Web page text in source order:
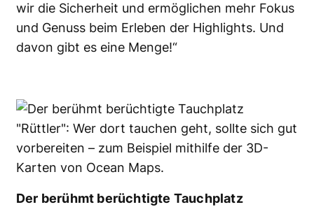
wir die Sicherheit und ermöglichen mehr Fokus
und Genuss beim Erleben der Highlights. Und
davon gibt es eine Menge!“
Der berühmt berüchtigte Tauchplatz